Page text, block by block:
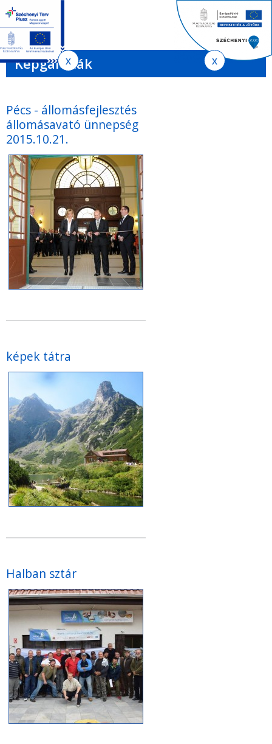
Ugrás
tartalomra
Ugrás
oldaltérképre
EN HU
űrlap
Jelenlegi
hely
Képgalériák
Pécs - állomásfejlesztés
állomásavató ünnepség
2015.10.21.
képek tátra
Halban sztár